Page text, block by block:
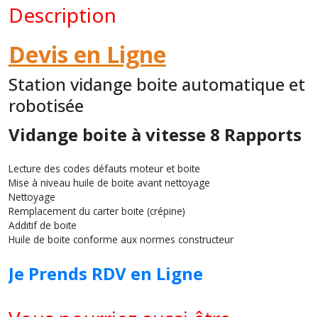
Description
Devis en Ligne
Station vidange boite automatique et
robotisée
Vidange boite à vitesse 8 Rapports
Lecture des codes défauts moteur et boite
Mise à niveau huile de boite avant nettoyage
Nettoyage
Remplacement du carter boite (crépine)
Additif de boite
Huile de boite conforme aux normes constructeur
Je Prends RDV en Ligne